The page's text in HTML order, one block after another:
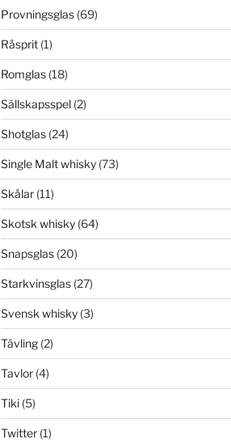
Provningsglas(69)
Råsprit(1)
Romglas(18)
Sällskapsspel(2)
Shotglas(24)
Single Malt whisky(73)
Skålar(11)
Skotsk whisky(64)
Snapsglas(20)
Starkvinsglas(27)
Svensk whisky(3)
Tävling(2)
Tavlor(4)
Tiki(5)
Twitter(1)